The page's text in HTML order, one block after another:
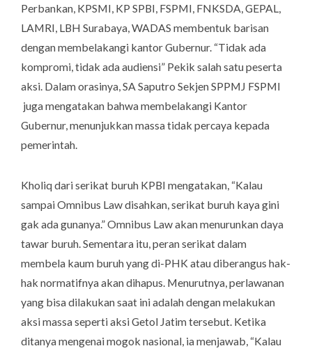
Perbankan, KPSMI, KP SPBI, FSPMI, FNKSDA, GEPAL,
LAMRI, LBH Surabaya, WADAS membentuk barisan
dengan membelakangi kantor Gubernur. “Tidak ada
kompromi, tidak ada audiensi” Pekik salah satu peserta
aksi. Dalam orasinya, SA Saputro Sekjen SPPMJ FSPMI
juga mengatakan bahwa membelakangi Kantor
Gubernur, menunjukkan massa tidak percaya kepada
pemerintah.
Kholiq dari serikat buruh KPBI mengatakan, “Kalau
sampai Omnibus Law disahkan, serikat buruh kaya gini
gak ada gunanya.” Omnibus Law akan menurunkan daya
tawar buruh. Sementara itu, peran serikat dalam
membela kaum buruh yang di-PHK atau diberangus hak-
hak normatifnya akan dihapus. Menurutnya, perlawanan
yang bisa dilakukan saat ini adalah dengan melakukan
aksi massa seperti aksi Getol Jatim tersebut. Ketika
ditanya mengenai mogok nasional, ia menjawab, “Kalau